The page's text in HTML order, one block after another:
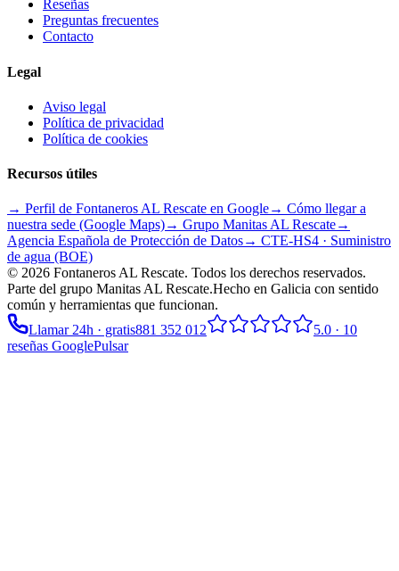
Reseñas
Preguntas frecuentes
Contacto
Legal
Aviso legal
Política de privacidad
Política de cookies
Recursos útiles
→ Perfil de Fontaneros AL Rescate en Google→ Cómo llegar a
nuestra sede (Google Maps)→ Grupo Manitas AL Rescate→
Agencia Española de Protección de Datos→ CTE-HS4 · Suministro
de agua (BOE)
© 2026 Fontaneros AL Rescate. Todos los derechos reservados.
Parte del grupo Manitas AL Rescate.Hecho en Galicia con sentido
común y herramientas que funcionan.
Llamar 24h · gratis881 352 012 5.0 · 10
reseñas GooglePulsar